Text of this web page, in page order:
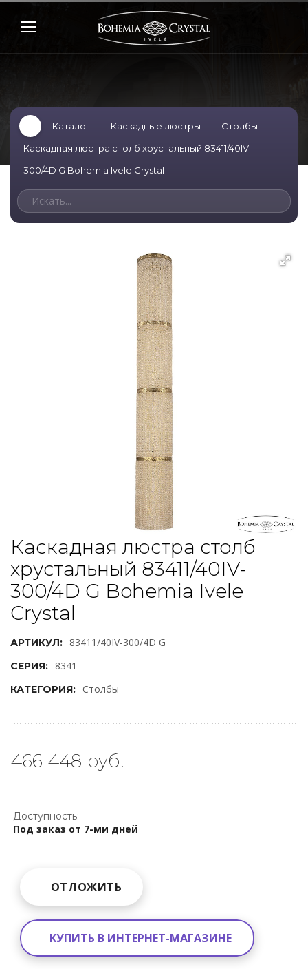
Каталог Каскадные люстры
Столбы
Каскадная люстра столб хрустальный 83411/40IV-
300/4D G Bohemia Ivele Crystal
Каскадная люстра столб
хрустальный 83411/40IV-
300/4D G Bohemia Ivele
Crystal
АРТИКУЛ: 83411/40IV-300/4D G
СЕРИЯ: 8341
КАТЕГОРИЯ: Столбы
466 448 руб.
Доступность:
Под заказ от 7-ми дней
ОТЛОЖИТЬ
КУПИТЬ В ИНТЕРНЕТ-МАГАЗИНЕ